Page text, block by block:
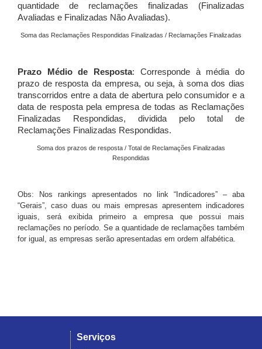
quantidade de reclamações finalizadas (Finalizadas
Avaliadas e Finalizadas Não Avaliadas).
Soma das Reclamações Respondidas Finalizadas / Reclamações Finalizadas
Prazo Médio de Resposta: Corresponde à média do
prazo de resposta da empresa, ou seja, à soma dos dias
transcorridos entre a data de abertura pelo consumidor e a
data de resposta pela empresa de todas as Reclamações
Finalizadas Respondidas, dividida pelo total de
Reclamações Finalizadas Respondidas.
Soma dos prazos de resposta / Total de Reclamações Finalizadas
Respondidas
Obs: Nos rankings apresentados no link “Indicadores” – aba
“Gerais”, caso duas ou mais empresas apresentem indicadores
iguais, será exibida primeiro a empresa que possui mais
reclamações no período. Se a quantidade de reclamações também
for igual, as empresas serão apresentadas em ordem alfabética.
Serviços